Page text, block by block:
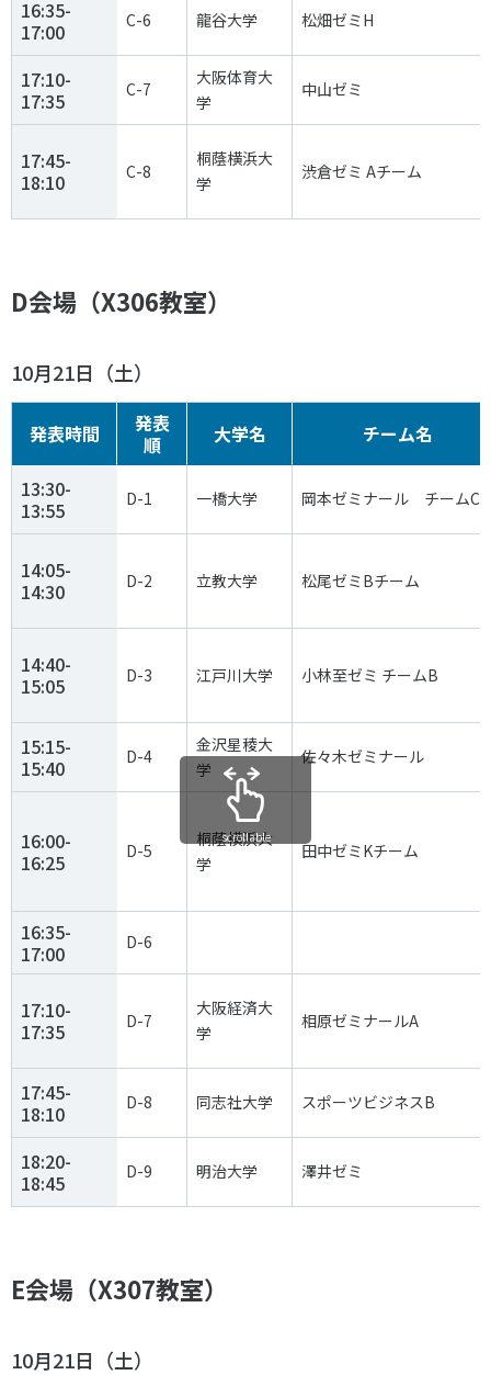
16:35-
17:00
C-6 龍谷大学 松畑ゼミH
17:10-
17:35
C-7
大阪体育大
学
中山ゼミ
17:45-
18:10
C-8
桐蔭横浜大
学
渋倉ゼミ Aチーム
D会場（X306教室）
10月21日（土）
発表時間
発表
順
大学名 チーム名
13:30-
13:55
D-1 一橋大学 岡本ゼミナール チームC
14:05-
14:30
D-2 立教大学 松尾ゼミBチーム
14:40-
15:05
D-3 江戸川大学 小林至ゼミ チームB
15:15-
15:40
D-4
金沢星稜大
学
佐々木ゼミナール
16:00-
16:25
D-5
桐蔭横浜大
学
田中ゼミKチーム
16:35-
17:00
D-6
17:10-
17:35
D-7
大阪経済大
学
相原ゼミナールA
17:45-
18:10
D-8 同志社大学 スポーツビジネスB
18:20-
18:45
D-9 明治大学 澤井ゼミ
scrollable
E会場（X307教室）
10月21日（土）